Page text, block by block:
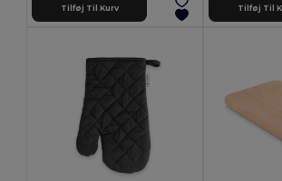
Tilføj Til Kurv Tilføj Til